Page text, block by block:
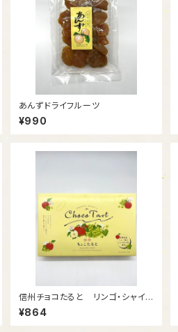
あんずドライフルーツ
¥990
信州チョコたると リンゴ・シャイン
マスカット
¥864